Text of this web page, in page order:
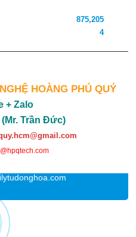
875,205
4
HOÀNG PHÚ QUÝ
+ Zalo
(Mr. Trần Đức)